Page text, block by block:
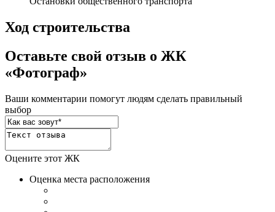
Ход строительства
Оставьте свой отзыв о ЖК
«Фотограф»
Ваши комментарии помогут людям сделать правильный
выбор
Оцените этот ЖК
Оценка места расположения